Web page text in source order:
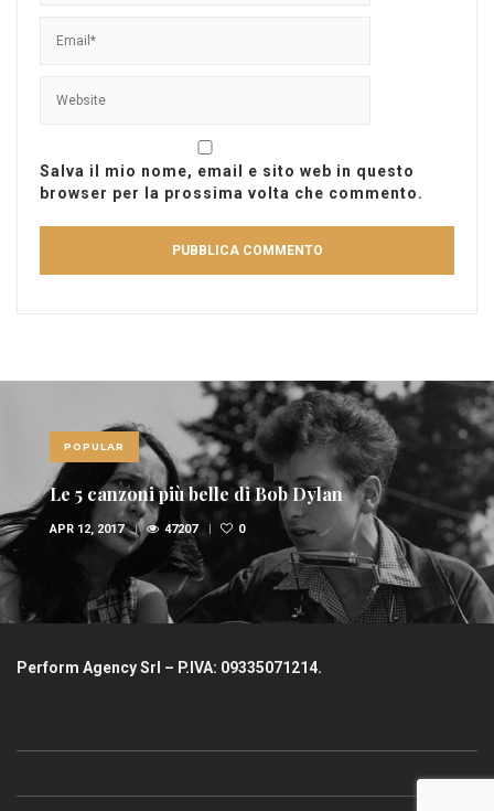
Salva il mio nome, email e sito web in questo
browser per la prossima volta che commento.
POPULAR
Le 10 canzoni più sexy di sempre
FEB 6, 2017 36945
Perform Agency Srl – P.IVA: 09335071214.